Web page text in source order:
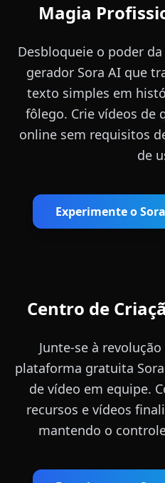
Magia
Desbloqueie o poder
gerador Sora AI que
texto simples em
fôlego. Crie vídeos de
online sem requisitos
de
Experimente o
Centro de
Junte-se à
plataforma gratuita
de vídeo em equipe.
recursos e vídeos
mantendo o